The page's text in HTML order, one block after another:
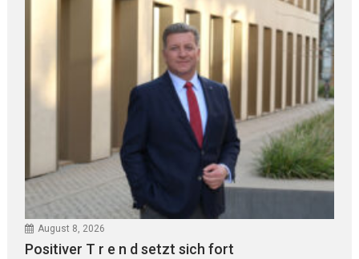
August 8, 2026
Positiver T r e n d setzt sich fort